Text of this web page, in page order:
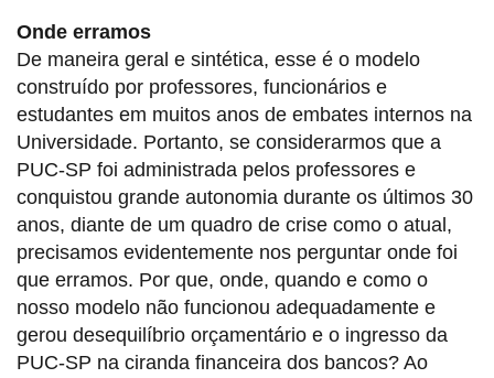
Onde erramos
De maneira geral e sintética, esse é o modelo
construído por professores, funcionários e
estudantes em muitos anos de embates internos na
Universidade. Portanto, se considerarmos que a
PUC-SP foi administrada pelos professores e
conquistou grande autonomia durante os últimos 30
anos, diante de um quadro de crise como o atual,
precisamos evidentemente nos perguntar onde foi
que erramos. Por que, onde, quando e como o
nosso modelo não funcionou adequadamente e
gerou desequilíbrio orçamentário e o ingresso da
PUC-SP na ciranda financeira dos bancos? Ao